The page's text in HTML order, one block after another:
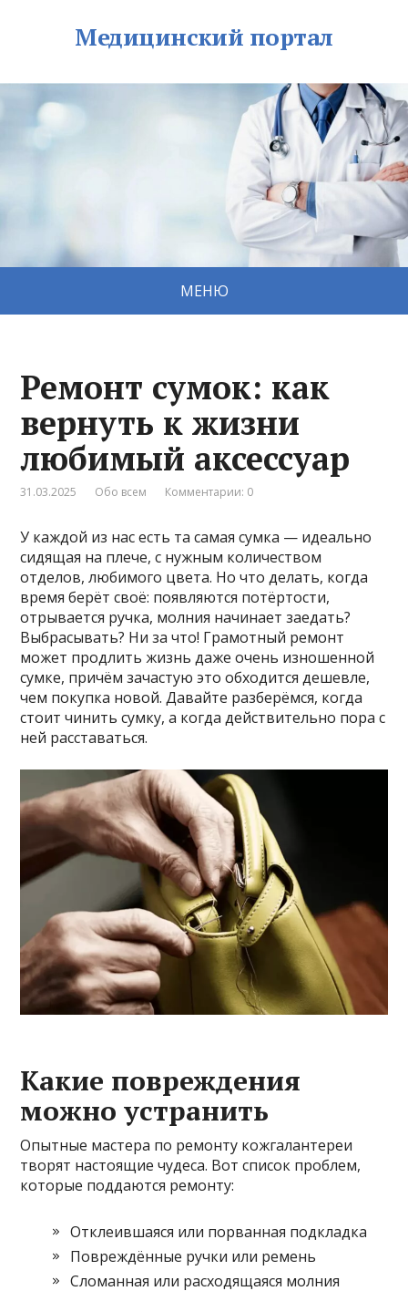
Медицинский портал
МЕНЮ
Ремонт сумок: как
вернуть к жизни
любимый аксессуар
31.03.2025 Обо всем Комментарии: 0
У каждой из нас есть та самая сумка — идеально
сидящая на плече, с нужным количеством
отделов, любимого цвета. Но что делать, когда
время берёт своё: появляются потёртости,
отрывается ручка, молния начинает заедать?
Выбрасывать? Ни за что! Грамотный ремонт
может продлить жизнь даже очень изношенной
сумке, причём зачастую это обходится дешевле,
чем покупка новой. Давайте разберёмся, когда
стоит чинить сумку, а когда действительно пора с
ней расставаться.
Какие повреждения
можно устранить
Опытные мастера по ремонту кожгалантереи
творят настоящие чудеса. Вот список проблем,
которые поддаются ремонту:
Отклеившаяся или порванная подкладка
Повреждённые ручки или ремень
Сломанная или расходящаяся молния